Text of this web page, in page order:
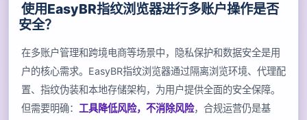
使用EasyBR指纹浏览器进行多账户操作是否
安全？
在多账户管理和跨境电商等场景中，隐私保护和数据安全是用
户的核心需求。EasyBR指纹浏览器通过隔离浏览环境、代理配
置、指纹伪装和本地存储架构，为用户提供全面的安全保障。
但需要明确： 工具降低风险，不消除风险，合规运营仍是基